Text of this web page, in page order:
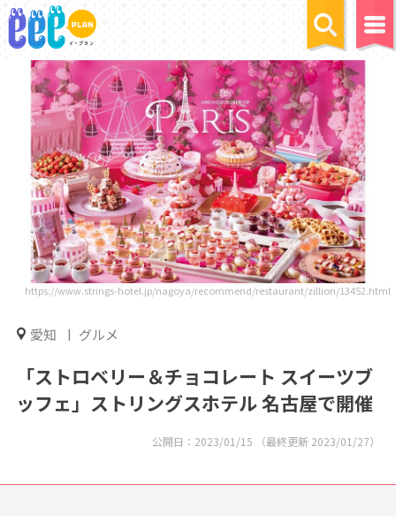
https://www.strings-hotel.jp/nagoya/recommend/restaurant/zillion/13452.html
愛知 グルメ
「ストロベリー＆チョコレート スイーツブ
ッフェ」ストリングスホテル 名古屋で開催
公開日： 2023/01/15 （最終更新 2023/01/27）